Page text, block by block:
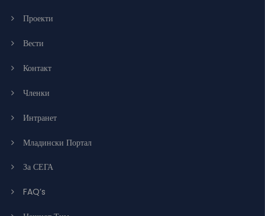
Проекти
Вести
Контакт
Членки
Интранет
Младински Портал
За СЕГА
FAQ’s